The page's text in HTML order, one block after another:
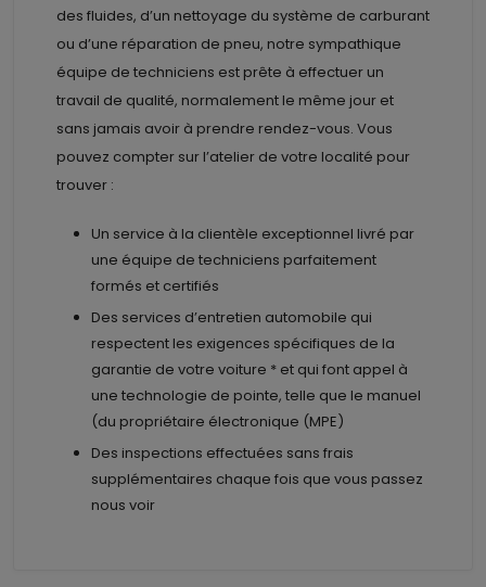
des fluides, d’un nettoyage du système de carburant
ou d’une réparation de pneu, notre sympathique
équipe de techniciens est prête à effectuer un
travail de qualité, normalement le même jour et
sans jamais avoir à prendre rendez-vous. Vous
pouvez compter sur l’atelier de votre localité pour
trouver :
Un service à la clientèle exceptionnel livré par
une équipe de techniciens parfaitement
formés et certifiés
Des services d’entretien automobile qui
respectent les exigences spécifiques de la
garantie de votre voiture * et qui font appel à
une technologie de pointe, telle que le manuel
(du propriétaire électronique (MPE)
Des inspections effectuées sans frais
supplémentaires chaque fois que vous passez
nous voir